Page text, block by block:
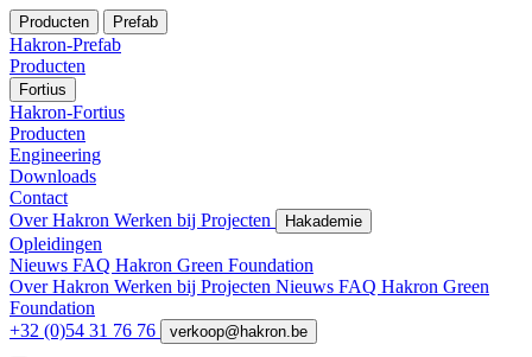
Producten Prefab
Hakron-Prefab
Producten
Fortius
Hakron-Fortius
Producten
Engineering
Downloads
Contact
Over Hakron Werken bij Projecten Hakademie
Opleidingen
Nieuws FAQ Hakron Green Foundation
Over Hakron Werken bij Projecten Nieuws FAQ Hakron Green
Foundation
+32 (0)54 31 76 76
verkoop@hakron.be